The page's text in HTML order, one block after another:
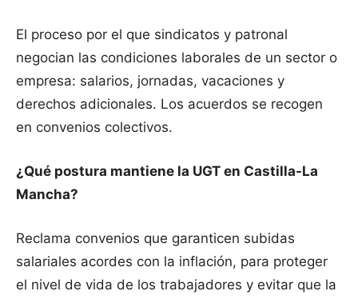
El proceso por el que sindicatos y patronal
negocian las condiciones laborales de un sector o
empresa: salarios, jornadas, vacaciones y
derechos adicionales. Los acuerdos se recogen
en convenios colectivos.
¿Qué postura mantiene la UGT en Castilla-La
Mancha?
Reclama convenios que garanticen subidas
salariales acordes con la inflación, para proteger
el nivel de vida de los trabajadores y evitar que la